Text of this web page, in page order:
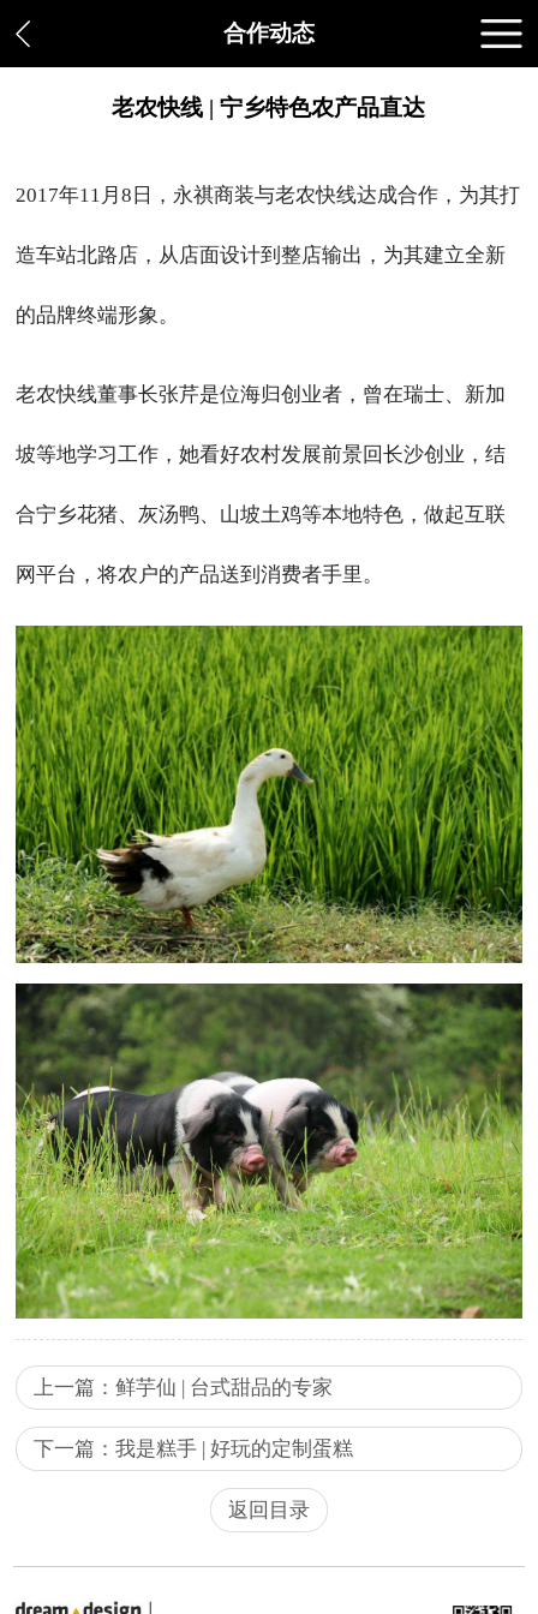
合作动态
老农快线 | 宁乡特色农产品直达
2017年11月8日，永祺商装与老农快线达成合作，为其打
造车站北路店，从店面设计到整店输出，为其建立全新
的品牌终端形象。
老农快线董事长张芹是位海归创业者，曾在瑞士、新加
坡等地学习工作，她看好农村发展前景回长沙创业，结
合宁乡花猪、灰汤鸭、山坡土鸡等本地特色，做起互联
网平台，将农户的产品送到消费者手里。
上一篇：鲜芋仙 | 台式甜品的专家
下一篇：我是糕手 | 好玩的定制蛋糕
返回目录